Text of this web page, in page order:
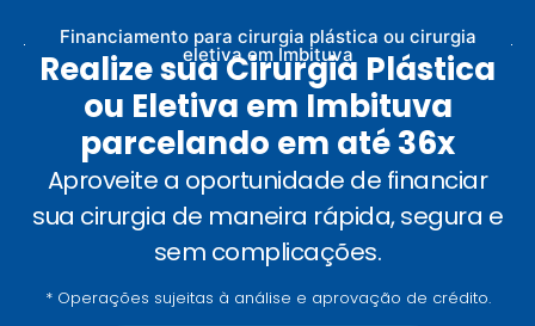
Financiamento para cirurgia plástica ou cirurgia
eletiva em Imbituva
Realize sua Cirurgia Plástica
ou Eletiva em Imbituva
parcelando em até 36x
Aproveite a oportunidade de financiar
sua cirurgia de maneira rápida, segura e
sem complicações.
* Operações sujeitas à análise e aprovação de crédito.